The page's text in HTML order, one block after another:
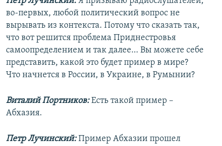
во-первых, любой политический вопрос не
вырывать из контекста. Потому что сказать так,
что вот решится проблема Приднестровья
самоопределением и так далее… Вы можете себе
представить, какой это будет пример в мире?
Что начнется в России, в Украине, в Румынии?
Виталий Портников:Есть такой пример –
Абхазия.
Петр Лучинский:Пример Абхазии прошел